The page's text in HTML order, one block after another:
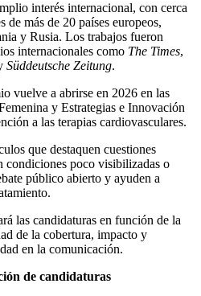
interés internacional, con cerca
de más de 20 países europeos,
y Rusia. Los trabajos fueron
internacionales como The Times,
Süddeutsche Zeitung.
vuelve a abrirse en 2026 en las
y Estrategias e Innovación
a las terapias cardiovasculares.
que destaquen cuestiones
condiciones poco visibilizadas o
público abierto y ayuden a
las candidaturas en función de la
de la cobertura, impacto y
en la comunicación.
de candidaturas